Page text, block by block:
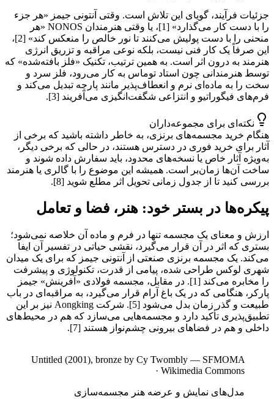
جزئیات فرآیند، گویای این تلاش است. وقتی آنتونی جیمز «هر جزء
را با دست کار می‌گذارد» [1]، یا وقتی هنرمندان NONOS «هر
منحنی را با دست پولیش می‌کنند تا نور خالص را منعکس کند» [2]،
این صرفاً یک کار فنی نیست، بلکه نوعی مراقبه و تزریق انرژی
هنرمند به درون اثر است. به همین ترتیب، تکنیک «فلز بافته‌شده» که
توسط هنرمندانی چون استاد توماس به کار می‌رود، فلز سرد و
سخت را به ماده‌ای نرم و انعطاف‌پذیر مانند پارچه تبدیل می‌کند و
فرم‌های فیگوراتیو و انتزاعی شگفت‌انگیزی می‌آفریند [3].
نکته‌ای برای مجموعه‌داران
هنگام خرید مجسمه‌های برنزی، به خاطر داشته باشید که برخی از
آثار برای خرید فوری در دسترس هستند، در حالی که برخی دیگر،
به‌ویژه آثار خاص یا نسخه‌های محدود، باید سفارش داده شوند و
ساخت آن‌ها زمان‌بر است. همیشه این موضوع را با گالری یا هنرمند
بررسی کنید تا از جدول زمانی تحویل اثر مطلع شوید [8].
پیکره‌ها در بستر خود: هنر، فضا و تعامل
ارزش و معنای یک مجسمه تنها در فرم و ماده آن خلاصه نمی‌شود؛
بستری که اثر در آن قرار می‌گیرد، نقشی حیاتی در تفسیر آن ایفا
می‌کند. یک مجسمه برنزی صنعتی از آنتونی جیمز که برای یک میدان
شهری لوکس طراحی شده، پیامی از قدرت، تکنولوژی و پیشرفت
را مخابره می‌کند [1]. در مقابل، مجسمه فولادی «آفرینش» جیمز
پارکر، هنگامی که در یک باغ آرام قرار می‌گیرد، به مراقبه‌ای در باب
طبیعت و گذر زمان بدل می‌شود [5]. شرکت Aongking نیز بر این
تطبیق‌پذیری تأکید دارد و مجسمه‌هایی می‌سازد که هم در محیط‌های
داخلی و هم در فضاهای بیرونی چشم‌نواز هستند [7].
Untitled (2001), bronze by Cy Twombly — SFMOMA
· Wikimedia Commons
مدل‌های نمایش و عرضه هنر مجسمه‌سازی